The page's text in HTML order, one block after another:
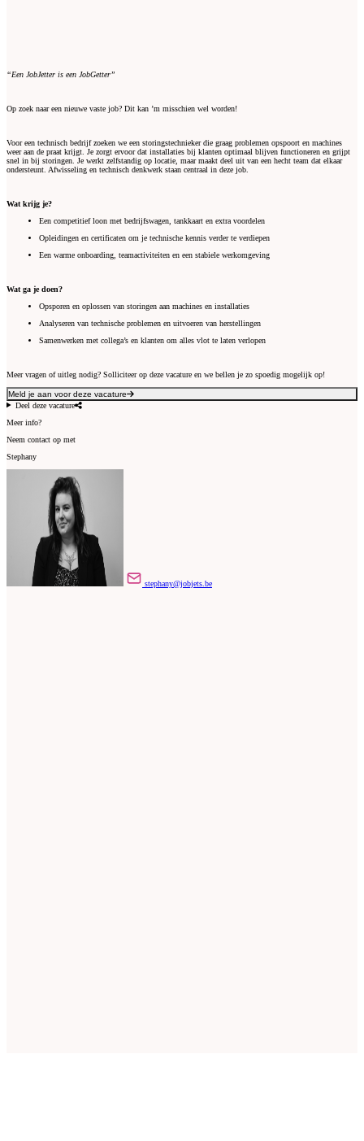
“Een JobJetter is een JobGetter”
Op zoek naar een nieuwe vaste job? Dit kan ’m misschien wel worden!
Voor een technisch bedrijf zoeken we een storingstechnieker die graag problemen opspoort en machines
weer aan de praat krijgt. Je zorgt ervoor dat installaties bij klanten optimaal blijven functioneren en grijpt
snel in bij storingen. Je werkt zelfstandig op locatie, maar maakt deel uit van een hecht team dat elkaar
ondersteunt. Afwisseling en technisch denkwerk staan centraal in deze job.
Wat krijg je?
Een competitief loon met bedrijfswagen, tankkaart en extra voordelen
Opleidingen en certificaten om je technische kennis verder te verdiepen
Een warme onboarding, teamactiviteiten en een stabiele werkomgeving
Wat ga je doen?
Opsporen en oplossen van storingen aan machines en installaties
Analyseren van technische problemen en uitvoeren van herstellingen
Samenwerken met collega’s en klanten om alles vlot te laten verlopen
Meer vragen of uitleg nodig? Solliciteer op deze vacature en we bellen je zo spoedig mogelijk op!
Meld je aan voor deze vacature
Deel deze vacature
Meer info?
Neem contact op met
Stephany
stephany@jobjets.be